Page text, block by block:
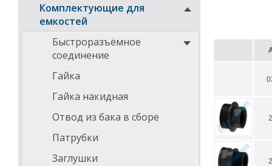
Комплектующие для
емкостей
Быстроразъёмное
соединение
Гайка
Гайка накидная
Отвод из бака в сборе
Патрубки
Заглушки